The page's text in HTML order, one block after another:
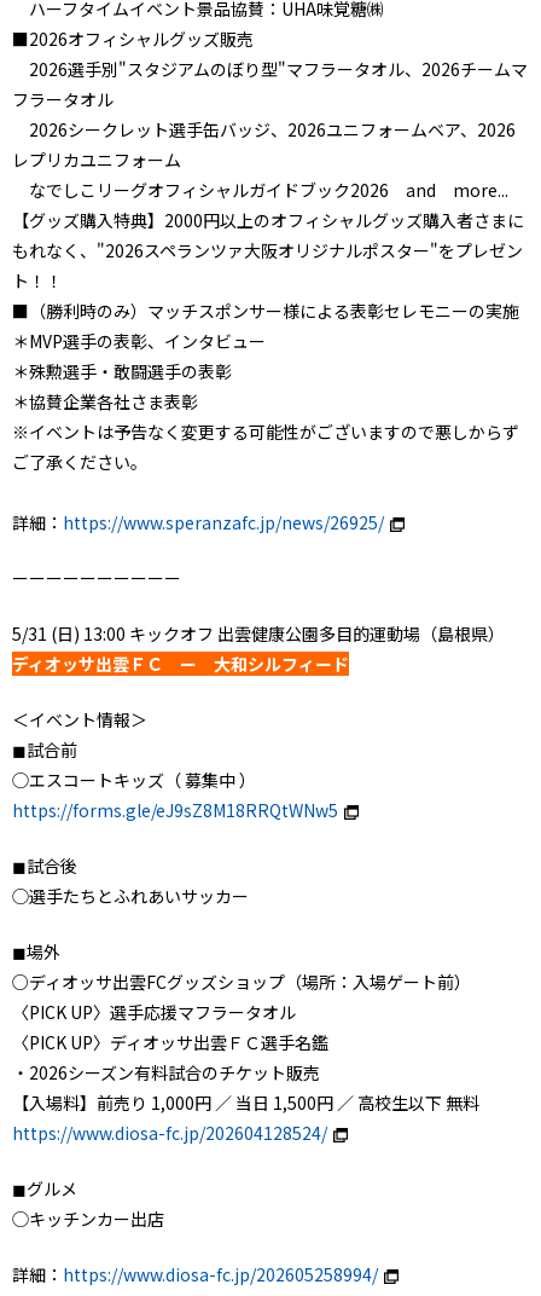
ハーフタイムイベント景品協賛：UHA味覚糖㈱
■2026オフィシャルグッズ販売
2026選手別"スタジアムのぼり型"マフラータオル、2026チームマ
フラータオル
2026シークレット選手缶バッジ、2026ユニフォームベア、2026
レプリカユニフォーム
なでしこリーグオフィシャルガイドブック2026 and more...
【グッズ購入特典】2000円以上のオフィシャルグッズ購入者さまに
もれなく、"2026スペランツァ大阪オリジナルポスター"をプレゼン
ト！！
■（勝利時のみ）マッチスポンサー様による表彰セレモニーの実施
＊MVP選手の表彰、インタビュー
＊殊勲選手・敢闘選手の表彰
＊協賛企業各社さま表彰
※イベントは予告なく変更する可能性がございますので悪しからず
ご了承ください。
詳細： https://www.speranzafc.jp/news/26925/
ーーーーーーーーーー
5/31 (日) 13:00 キックオフ 出雲健康公園多目的運動場（島根県）
ディオッサ出雲ＦＣ ー 大和シルフィード
＜イベント情報＞
◼︎試合前
◯エスコートキッズ（ 募集中 ）
https://forms.gle/eJ9sZ8M18RRQtWNw5
◼︎試合後
◯選手たちとふれあいサッカー
◼︎場外
○ディオッサ出雲FCグッズショップ（場所：入場ゲート前）
〈PICK UP〉選手応援マフラータオル
〈PICK UP〉ディオッサ出雲ＦＣ選手名鑑
・2026シーズン有料試合のチケット販売
【入場料】前売り 1,000円 ／ 当日 1,500円 ／ 高校生以下 無料
https://www.diosa-fc.jp/202604128524/
◼︎グルメ
◯キッチンカー出店
詳細： https://www.diosa-fc.jp/202605258994/